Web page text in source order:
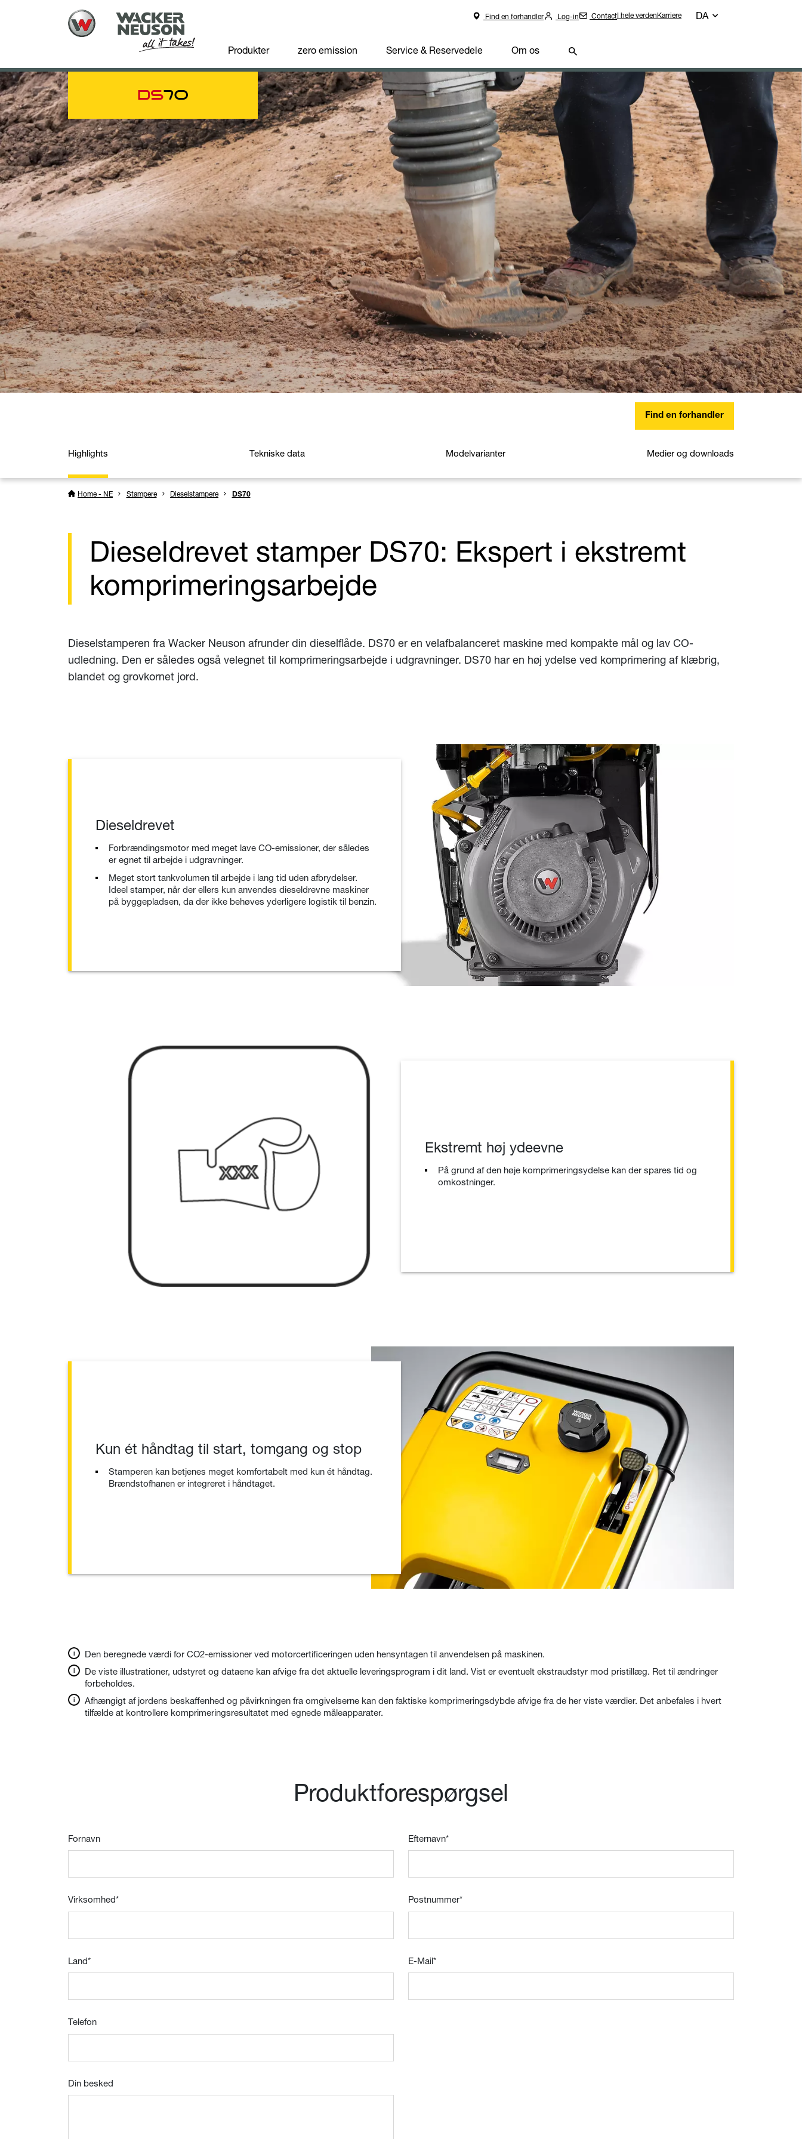
Find en forhandler Log-in ContactI hele verdenKarriere DA
Produkter zero emission Service & Reservedele Om os
DS70
Find en forhandler
Highlights Tekniske data Modelvarianter Medier og downloads
Home - NE Stampere Dieselstampere DS70
Dieseldrevet stamper DS70: Ekspert i ekstremt
komprimeringsarbejde
Dieselstamperen fra Wacker Neuson afrunder din dieselflåde. DS70 er en velafbalanceret maskine med kompakte mål og lav CO-
udledning. Den er således også velegnet til komprimeringsarbejde i udgravninger. DS70 har en høj ydelse ved komprimering af klæbrig,
blandet og grovkornet jord.
Dieseldrevet
Forbrændingsmotor med meget lave CO-emissioner, der således
er egnet til arbejde i udgravninger.
Meget stort tankvolumen til arbejde i lang tid uden afbrydelser.
Ideel stamper, når der ellers kun anvendes dieseldrevne maskiner
på byggepladsen, da der ikke behøves yderligere logistik til benzin.
Ekstremt høj ydeevne
På grund af den høje komprimeringsydelse kan der spares tid og
omkostninger.
Kun ét håndtag til start, tomgang og stop
Stamperen kan betjenes meget komfortabelt med kun ét håndtag.
Brændstofhanen er integreret i håndtaget.
Den beregnede værdi for CO2-emissioner ved motorcertificeringen uden hensyntagen til anvendelsen på maskinen.
De viste illustrationer, udstyret og dataene kan afvige fra det aktuelle leveringsprogram i dit land. Vist er eventuelt ekstraudstyr mod pristillæg. Ret til ændringer
forbeholdes.
Afhængigt af jordens beskaffenhed og påvirkningen fra omgivelserne kan den faktiske komprimeringsdybde afvige fra de her viste værdier. Det anbefales i hvert
tilfælde at kontrollere komprimeringsresultatet med egnede måleapparater.
Produktforespørgsel
Fornavn Efternavn*
Virksomhed* Postnummer*
Land* E-Mail*
Telefon
Din besked